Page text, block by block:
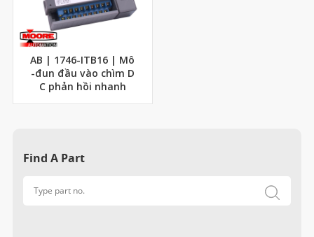
AB | 1746-ITB16 | Mô
-đun đầu vào chìm D
C phản hồi nhanh
Find A Part